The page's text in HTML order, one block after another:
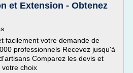
et Extension - Obtenez
facilement votre demande de
professionnels Recevez jusqu'à
Comparez les devis et
votre choix